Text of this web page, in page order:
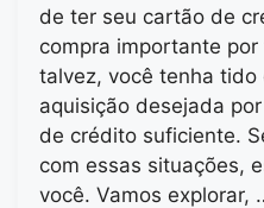
de ter seu cartão de
compra importante
talvez, você tenha tido
aquisição desejada
de crédito suficiente.
com essas situações,
você. Vamos explorar,